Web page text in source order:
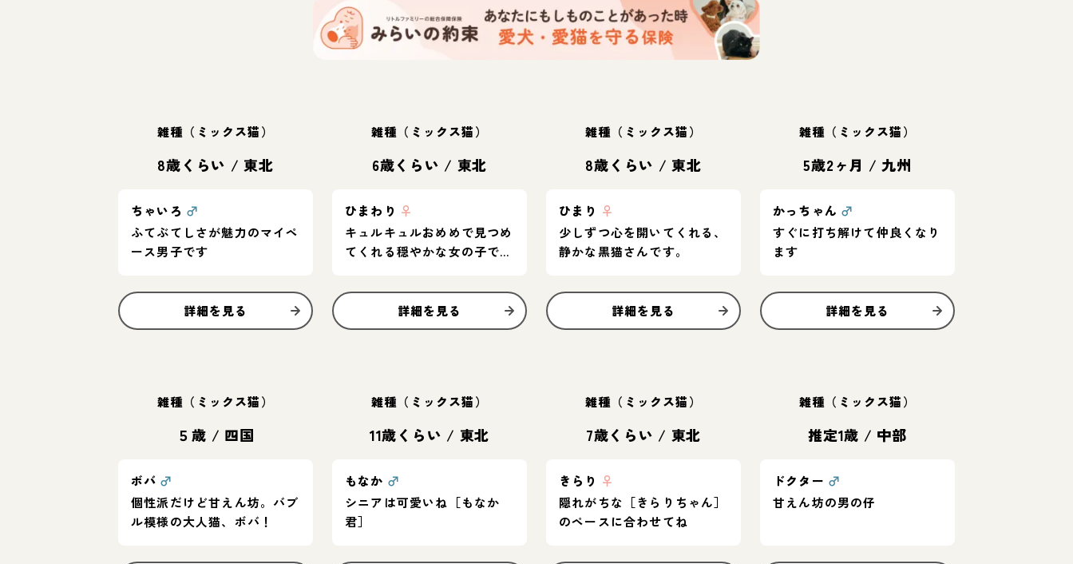
雑種（ミックス猫）
8歳くらい / 東北
ちゃいろ ♂
ふてぶてしさが魅力のマイペ
ース男子です
詳細を見る
雑種（ミックス猫）
6歳くらい / 東北
ひまわり ♀
キュルキュルおめめで見つめ
てくれる穏やかな女の子で
詳細を見る
雑種（ミックス猫）
8歳くらい / 東北
ひまり ♀
少しずつ心を開いてくれる、
静かな黒猫さんです。
詳細を見る
雑種（ミックス猫）
5歳2ヶ月 /九州
かっちゃん ♂
すぐに打ち解けて仲良くなり
ます
詳細を見る
雑種（ミックス猫）
５歳 / 四国
ボバ ♂
個性派だけど甘えん坊。バブ
ル模様の大人猫、ボバ！
雑種（ミックス猫）
11歳くらい / 東北
もなか ♂
シニアは可愛いね［もなか
君］
雑種（ミックス猫）
7歳くらい / 東北
きらり ♀
隠れがちな［きらりちゃん］
のペースに合わせてね
雑種（ミックス猫）
推定1歳 / 中部
ドクター ♂
甘えん坊の男の仔